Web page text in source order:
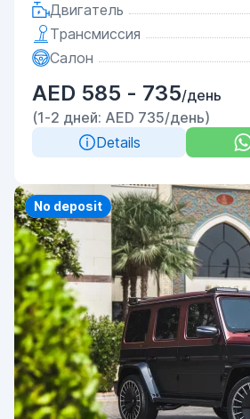
Двигатель
Трансмиссия
Салон
AED 585 - 735/день
(1-2 дней: AED 735/день)
Details
Priority
No deposit